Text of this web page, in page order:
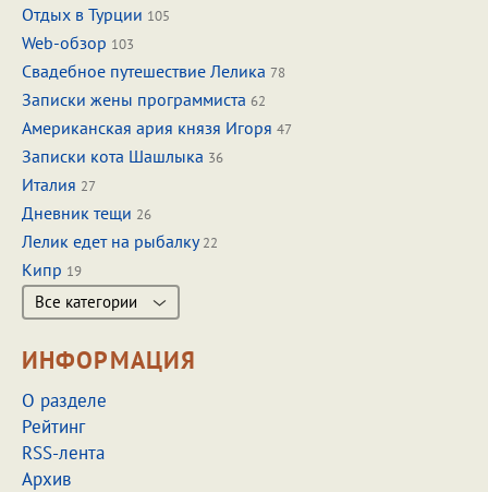
Отдых в Турции 105
Web-обзор 103
Свадебное путешествие Лелика 78
Записки жены программиста 62
Американская ария князя Игоря 47
Записки кота Шашлыка 36
Италия 27
Дневник тещи 26
Лелик едет на рыбалку22
Кипр 19
Все категории
ИНФОРМАЦИЯ
О разделе
Рейтинг
RSS-лента
Архив